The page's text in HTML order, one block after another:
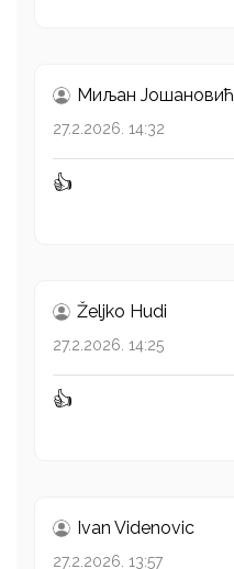
Миљан Јошановић
27.2.2026. 14:32
👍
Željko Hudi
27.2.2026. 14:25
👍
Ivan Videnovic
27.2.2026. 13:57